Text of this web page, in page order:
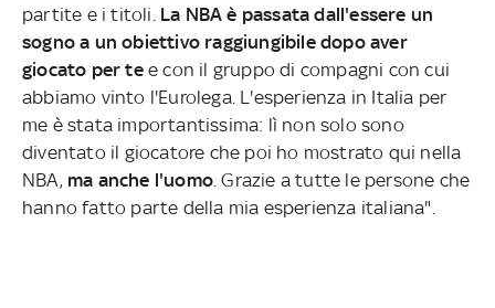
partite e i titoli. La NBA è passata dall'essere un
sogno a un obiettivo raggiungibile dopo aver
giocato per tee con il gruppo di compagni con cui
abbiamo vinto l'Eurolega. L'esperienza in Italia per
me è stata importantissima: lì non solo sono
diventato il giocatore che poi ho mostrato qui nella
NBA, ma anche l'uomo . Grazie a tutte le persone che
hanno fatto parte della mia esperienza italiana".